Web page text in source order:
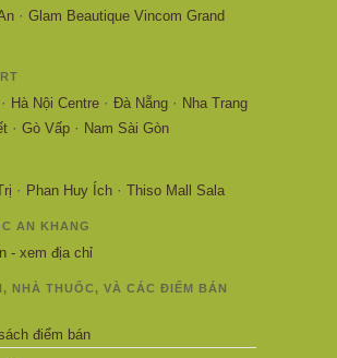
· Glam Beautique Vincom Grand
· Hà Nội Centre · Đà Nẵng · Nha Trang
· Gò Vấp · Nam Sài Gòn
· Phan Huy Ích · Thiso Mall Sala
AN KHANG
- xem địa chỉ
NHÀ THUỐC, VÀ CÁC ĐIỂM BÁN
điểm bán